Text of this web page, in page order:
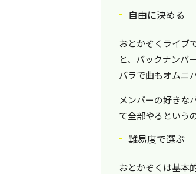
自由に決める
おとかぞくライブ
と、バックナンバ
バラで曲もオムニ
メンバーの好きな
て全部やるという
難易度で選ぶ
おとかぞくは基本